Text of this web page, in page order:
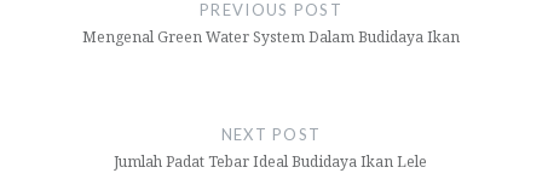
PREVIOUS POST
Mengenal Green Water System Dalam Budidaya Ikan
NEXT POST
Jumlah Padat Tebar Ideal Budidaya Ikan Lele